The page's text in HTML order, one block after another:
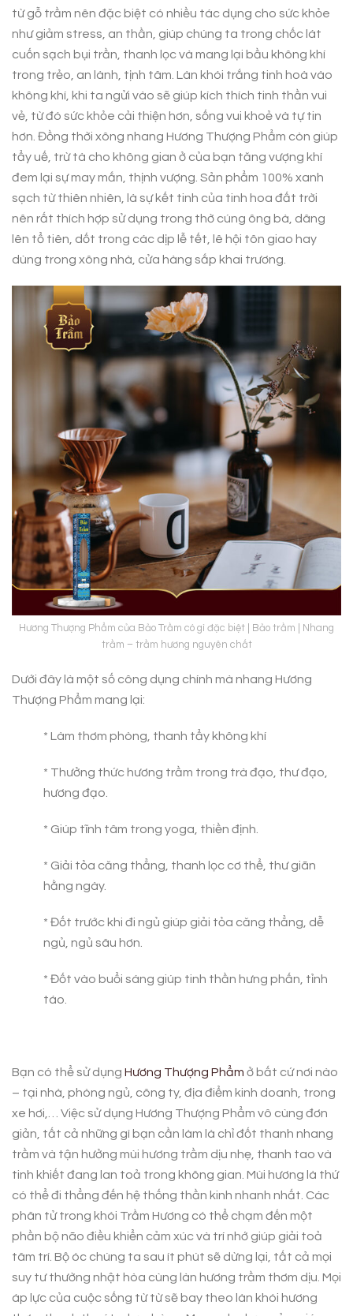
từ gỗ trầm nên đặc biệt có nhiều tác dụng cho sức khỏe
như giảm stress, an thần, giúp chúng ta trong chốc lát
cuốn sạch bụi trần, thanh lọc và mang lại bầu không khí
trong trẻo, an lành, tịnh tâm. Làn khói trắng tinh hoà vào
không khí, khi ta ngửi vào sẽ giúp kích thích tinh thần vui
vẻ, từ đó sức khỏe cải thiện hơn, sống vui khoẻ và tự tin
hơn. Đồng thời xông nhang Hương Thượng Phẩm còn giúp
tẩy uế, trừ tà cho không gian ở của bạn tăng vượng khí
đem lại sự may mắn, thịnh vượng. Sản phẩm 100% xanh
sạch từ thiên nhiên, là sự kết tinh của tinh hoa đất trời
nên rất thích hợp sử dụng trong thờ cúng ông bà, dâng
lên tổ tiên, dốt trong các dịp lễ tết, lê hội tôn giao hay
dùng trong xông nhà, cửa hàng sắp khai trương.
Hương Thượng Phẩm của Bảo Trầm có gì đặc biệt | Bảo trầm | Nhang
trầm – trầm hương nguyên chất
Dưới đây là một số công dụng chính mà nhang Hương
Thượng Phẩm mang lại:
* Làm thơm phòng, thanh tẩy không khí
* Thưởng thức hương trầm trong trà đạo, thư đạo,
hương đạo.
* Giúp tĩnh tâm trong yoga, thiền định.
* Giải tỏa căng thẳng, thanh lọc cơ thể, thư giãn
hằng ngày.
* Đốt trước khi đi ngủ giúp giải tỏa căng thẳng, dễ
ngủ, ngủ sâu hơn.
* Đốt vào buổi sáng giúp tinh thần hưng phấn, tỉnh
táo.
Bạn có thể sử dụng Hương Thượng Phẩm ở bất cứ nơi nào
– tại nhà, phòng ngủ, công ty, địa điểm kinh doanh, trong
xe hơi,… Việc sử dụng Hương Thượng Phẩm vô cùng đơn
giản, tất cả những gì bạn cần làm là chỉ đốt thanh nhang
trầm và tận hưởng mùi hương trầm dịu nhẹ, thanh tao và
tinh khiết đang lan toả trong không gian. Mùi hương là thứ
có thể đi thẳng đến hệ thống thần kinh nhanh nhất. Các
phân tử trong khói Trầm Hương có thể chạm đến một
phần bộ não điều khiển cảm xúc và trí nhớ giúp giải toả
tâm trí. Bộ óc chúng ta sau ít phút sẽ dừng lại, tất cả mọi
suy tư thường nhật hòa cùng làn hương trầm thơm dịu. Mọi
áp lực của cuộc sống từ từ sẽ bay theo làn khói hương